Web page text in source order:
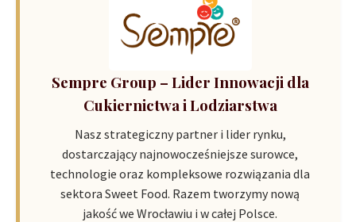
Sempre Group – Lider Innowacji dla
Cukiernictwa i Lodziarstwa
Nasz strategiczny partner i lider rynku,
dostarczający najnowocześniejsze surowce,
technologie oraz kompleksowe rozwiązania dla
sektora Sweet Food. Razem tworzymy nową
jakość we Wrocławiu i w całej Polsce.